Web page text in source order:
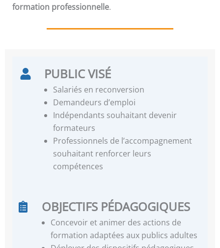
formation professionnelle.
PUBLIC VISÉ
Salariés en reconversion
Demandeurs d’emploi
Indépendants souhaitant devenir
formateurs
Professionnels de l’accompagnement
souhaitant renforcer leurs
compétences
OBJECTIFS PÉDAGOGIQUES
Concevoir et animer des actions de
formation adaptées aux publics adultes